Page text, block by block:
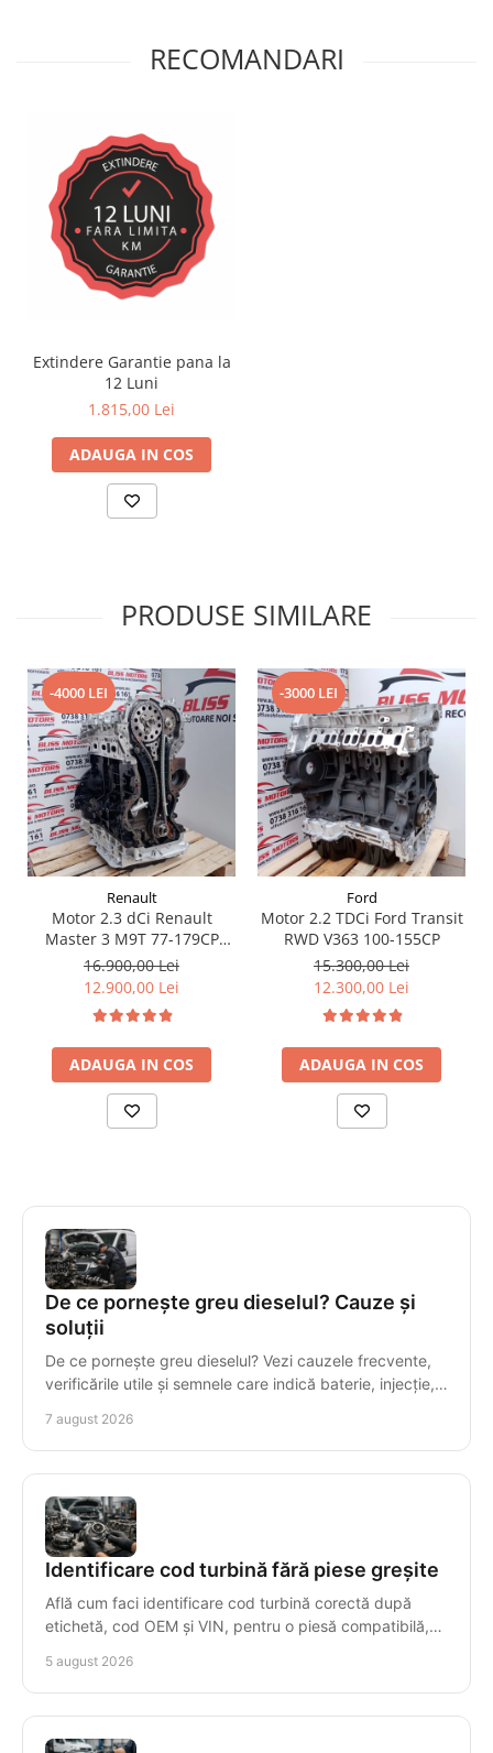
RECOMANDARI
Extindere Garantie pana la
12 Luni
1.815,00 Lei
ADAUGA IN COS
PRODUSE SIMILARE
-4000 LEI
Renault
Motor 2.3 dCi Renault
Master 3 M9T 77-179CP
euro6
16.900,00 Lei
12.900,00 Lei
ADAUGA IN COS
-3000 LEI
Ford
Motor 2.2 TDCi Ford Transit
RWD V363 100-155CP
15.300,00 Lei
12.300,00 Lei
ADAUGA IN COS
De ce pornește greu dieselul? Cauze și
soluții
De ce pornește greu dieselul? Vezi cauzele frecvente,
verificările utile și semnele care indică baterie, injecție,
7 august 2026
Identificare cod turbină fără piese greșite
Află cum faci identificare cod turbină corectă după
etichetă, cod OEM și VIN, pentru o piesă compatibilă,
5 august 2026